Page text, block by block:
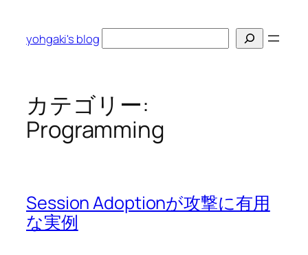
yohgaki's blog
索
カテゴリー:
Programming
Session Adoptionが攻撃に有用
な実例